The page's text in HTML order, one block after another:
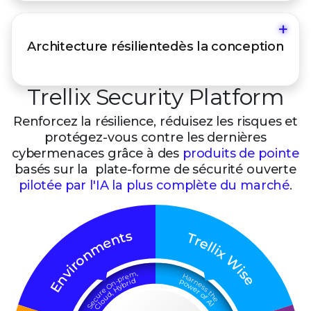
gestion et des opérations dans l'environnement
+
Architecture résilientedès la conception
Trellix Security Platform
Renforcez la résilience, réduisez les risques et
protégez-vous contre les dernières
cybermenaces grâce à des produits de pointe
basés sur la plate-forme de sécurité ouverte
pilotée par l'IAla plus complète du marché.
Powero
fA
I
Harne
s
st
h
e
C
l
o
u
d
,Hybrid
S
e
c
u
r
eOn-prem,
E
n
v
i
r
o
nments Tre
l
l
i
xW
i
s
e